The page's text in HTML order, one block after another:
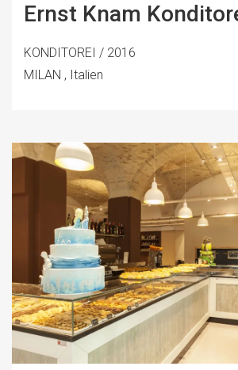
Ernst Knam
KONDITOREI / 2016
MILAN , Italien